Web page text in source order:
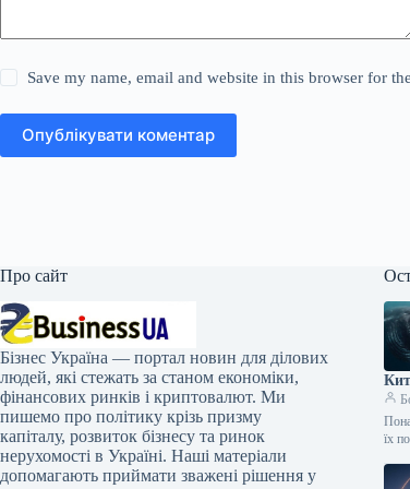
Save my name, email and website in this browser for
Опублікувати коментар
Про сайт
Бізнес Україна — портал новин для ділових
людей, які стежать за станом економіки,
фінансових ринків і криптовалют. Ми
пишемо про політику крізь призму
капіталу, розвиток бізнесу та ринок
нерухомості в Україні. Наші матеріали
допомагають приймати зважені рішення у
їх